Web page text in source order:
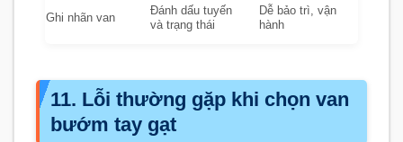
Ghi nhãn van
Đánh dấu tuyến
và trạng thái
Dễ bảo trì, vận
hành
11. Lỗi thường gặp khi chọn van
bướm tay gạt